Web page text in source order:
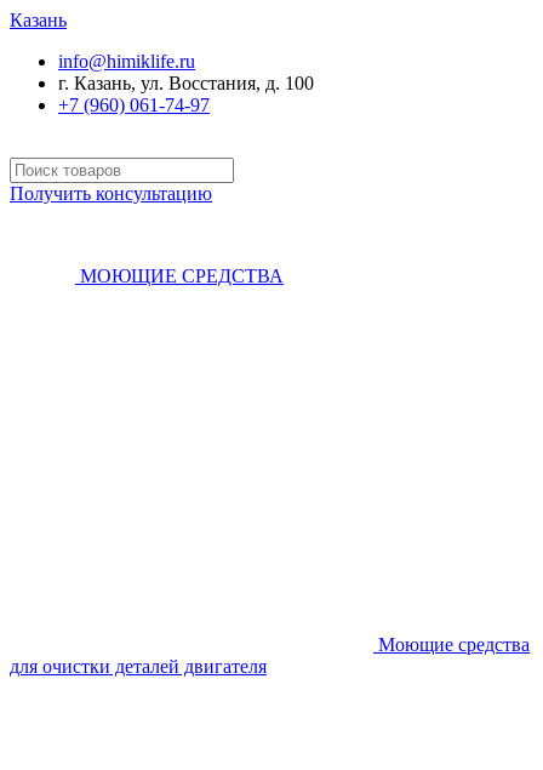
Казань
info@himiklife.ru
г. Казань, ул. Восстания, д. 100
+7 (960) 061-74-97
Получить консультацию
МОЮЩИЕ СРЕДСТВА
Моющие средства
для очистки деталей двигателя